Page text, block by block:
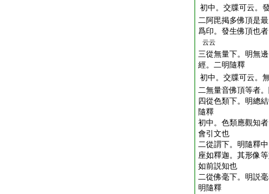
初中。交牒可云。
二阿毘掲多佛頂是
爲印。發生佛頂也
云云
三從無量下。明無
經。二明隨釋
初中。交牒可云。
二無量音佛頂等者
四從色類下。明總
隨釋
初中。色類應觀知
會引文也
二從謂下。明隨釋
座如釋迦。其形像
如前説知也
二從佛毫下。明説
明隨釋